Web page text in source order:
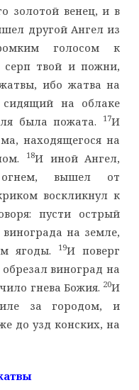
золотой венец, и в
другой Ангел из
голосом к
серп твой и пожни,
ибо жатва на
на облаке
была пожата.
17И
находящегося на
18И иной Ангел,
вышел от
воскликнул к
пусти острый
на земле,
ягоды.
19И поверг
виноград на
гнева Божия. 20И
за городом, и
до узд конских, на